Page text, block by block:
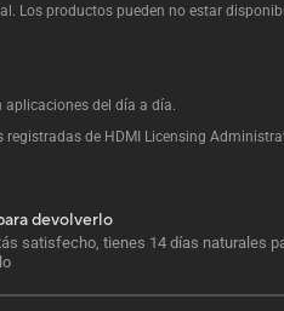
Los productos pueden no estar
del día a día.
de HDMI Licensing
devolverlo
satisfecho, tienes 14 días naturales